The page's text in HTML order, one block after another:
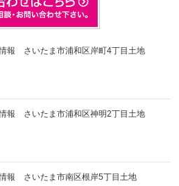
報 さいたま市浦和区岸町4丁目土地
報 さいたま市浦和区神明2丁目土地
報 さいたま市南区根岸5丁目土地